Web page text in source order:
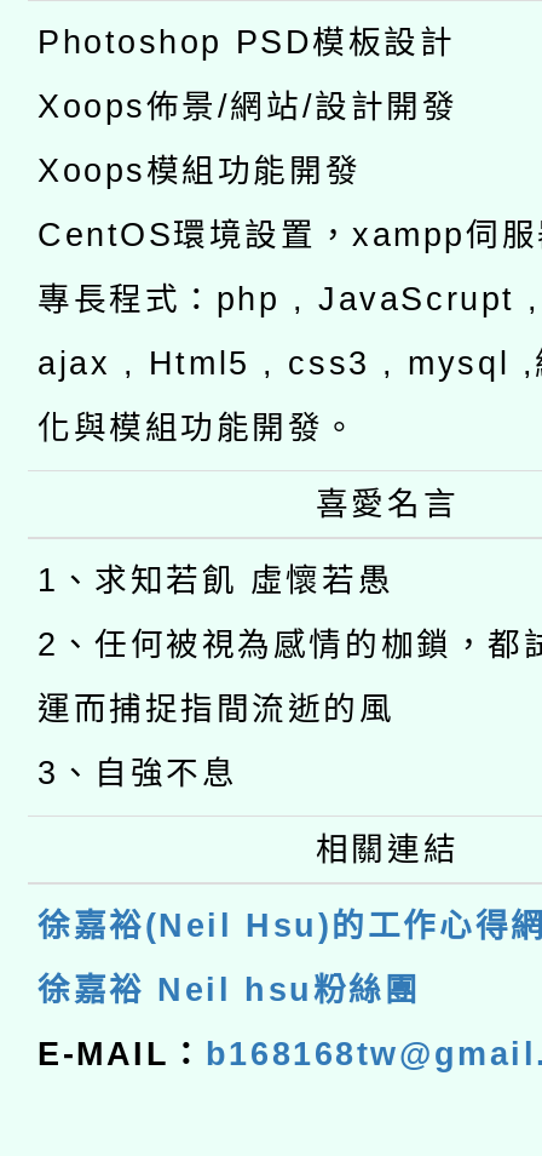
Photoshop PSD模板設計
Xoops佈景/網站/設計開發
Xoops模組功能開發
CentOS環境設置，xampp伺
專長程式：php , JavaScrupt
ajax , Html5 , css3 , mysql ,
化與模組功能開發。
喜愛名言
1、求知若飢 虛懷若愚
2、任何被視為感情的枷鎖，都
運而捕捉指間流逝的風
3、自強不息
相關連結
徐嘉裕(Neil Hsu)的工作心得
徐嘉裕 Neil hsu粉絲團
E-MAIL：